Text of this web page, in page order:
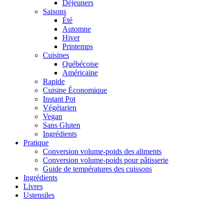
Déjeuners
Saisons
Été
Automne
Hiver
Printemps
Cuisines
Québécoise
Américaine
Rapide
Cuisine Économique
Instant Pot
Végétarien
Vegan
Sans Gluten
Ingrédients
Pratique
Conversion volume-poids des aliments
Conversion volume-poids pour pâtisserie
Guide de températures des cuissons
Ingrédients
Livres
Ustensiles